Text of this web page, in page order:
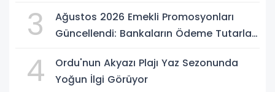
3
Ağustos 2026 Emekli Promosyonları
Güncellendi: Bankaların Ödeme Tutarları
4
Ordu'nun Akyazı Plajı Yaz Sezonunda
Yoğun İlgi Görüyor